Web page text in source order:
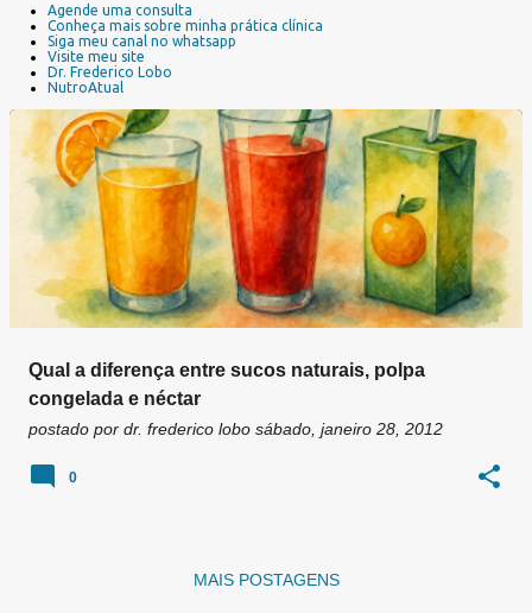
g
Agende uma consulta
Conheça mais sobre minha prática clínica
Siga meu canal no whatsapp
Visite meu site
Dr. Frederico Lobo
NutroAtual
Qual a diferença entre sucos naturais, polpa
congelada e néctar
postado por dr. frederico lobo sábado, janeiro 28, 2012
0
MAIS POSTAGENS